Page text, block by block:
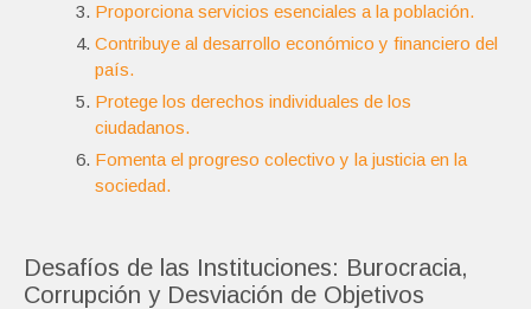
Proporciona servicios esenciales a la población.
Contribuye al desarrollo económico y financiero del
país.
Protege los derechos individuales de los
ciudadanos.
Fomenta el progreso colectivo y la justicia en la
sociedad.
Desafíos de las Instituciones: Burocracia,
Corrupción y Desviación de Objetivos